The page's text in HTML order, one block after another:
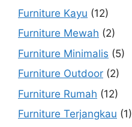
Furniture Kayu (12)
Furniture Mewah (2)
Furniture Minimalis (5)
Furniture Outdoor (2)
Furniture Rumah (12)
Furniture Terjangkau (1)